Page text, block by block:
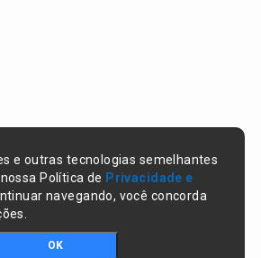
e outras tecnologias semelhantes
Política de Privacidade e
navegando, você concorda
OK